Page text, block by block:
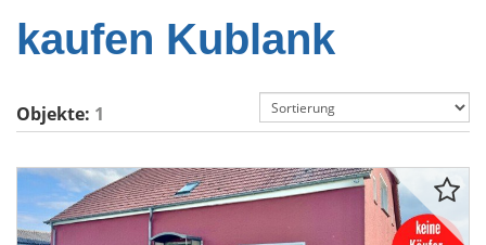
kaufen Kublank
Objekte: 1